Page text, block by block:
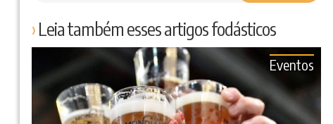
Leia também esses artigos fodásticos
Eventos